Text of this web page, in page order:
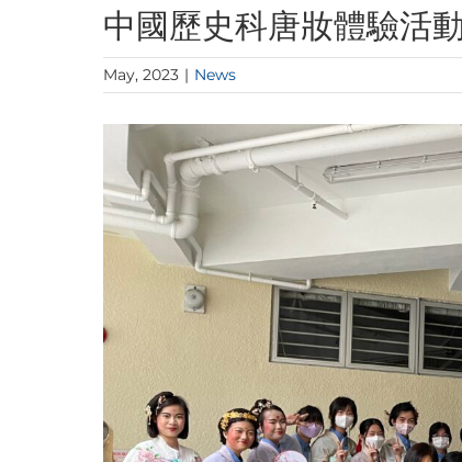
中國歷史科唐妝體驗活動
May, 2023 | News
View
Image